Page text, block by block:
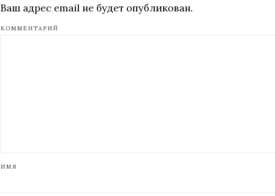
Ваш адрес email не будет опубликован.
КОММЕНТАРИЙ
ИМЯ